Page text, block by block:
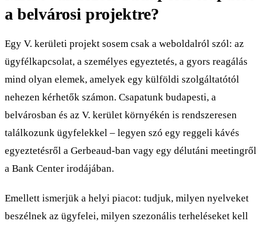
a belvárosi projektre?
Egy V. kerületi projekt sosem csak a weboldalról szól: az
ügyfélkapcsolat, a személyes egyeztetés, a gyors reagálás
mind olyan elemek, amelyek egy külföldi szolgáltatótól
nehezen kérhetők számon. Csapatunk budapesti, a
belvárosban és az V. kerület környékén is rendszeresen
találkozunk ügyfelekkel – legyen szó egy reggeli kávés
egyeztetésről a Gerbeaud-ban vagy egy délutáni meetingről
a Bank Center irodájában.
Emellett ismerjük a helyi piacot: tudjuk, milyen nyelveket
beszélnek az ügyfelei, milyen szezonális terheléseket kell